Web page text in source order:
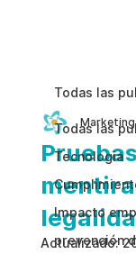
Todas las
Tecnologia
Impacto
prevención
Todas las
Marketing
Actualizado: